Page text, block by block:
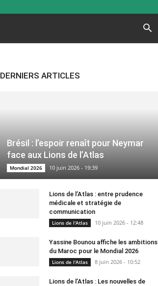
DERNIERS ARTICLES
Brésil : l’espoir renaît pour Neymar
face aux Lions de l’Atlas
Mondial 2026 10 juin 2026 - 19:39
Lions de l’Atlas : entre prudence
médicale et stratégie de
communication
Lions de l'Atlas 10 juin 2026 - 12:48
Yassine Bounou affiche les ambitions
du Maroc pour le Mondial 2026
Lions de l'Atlas 8 juin 2026 - 10:52
Lions de l’Atlas : Les nouvelles de